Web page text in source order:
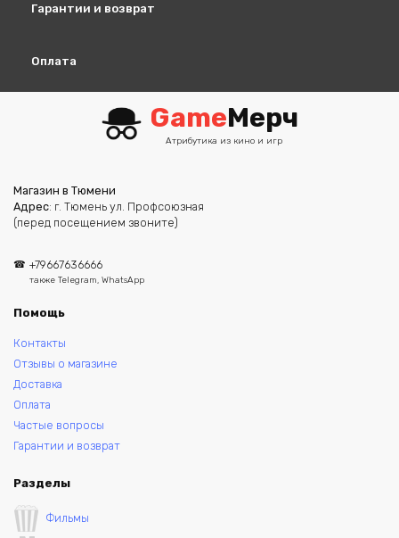
Гарантии и возврат
Оплата
GameМерч
Атрибутика из кино и игр
Магазин в Тюмени
Адрес: г. Тюмень ул. Профсоюзная
(перед посещением звоните)
+79667636666
также Telegram, WhatsApp
Помощь
Контакты
Отзывы о магазине
Доставка
Оплата
Частые вопросы
Гарантии и возврат
Разделы
Фильмы